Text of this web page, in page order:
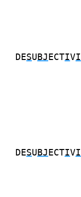
DESU BJ ECTIVI
DESU BJ ECTIVI